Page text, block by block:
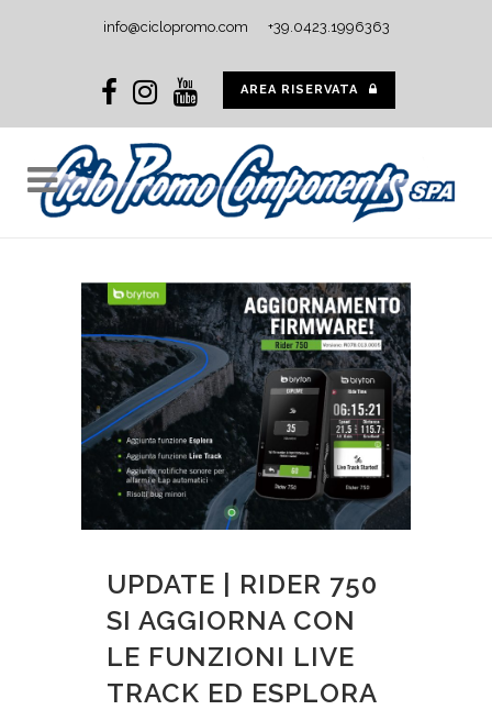
info@ciclopromo.com +39.0423.1996363
AREA RISERVATA
UPDATE | RIDER 750
SI AGGIORNA CON
LE FUNZIONI LIVE
TRACK ED ESPLORA